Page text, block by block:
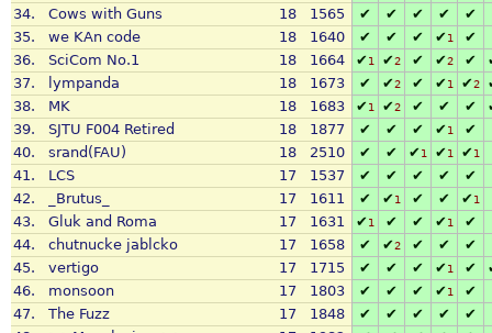
34.
Cows with Guns 18 1565 ✔ ✔ ✔ ✔ ✔
35.
we KAn code 18 1640 ✔ ✔ ✔ ✔1 ✔
36.
SciCom No.1 18 1664 ✔1 ✔2 ✔ ✔2 ✔
37.
lympanda 18 1673 ✔ ✔2 ✔ ✔1 ✔2
38.
MK 18 1683 ✔1 ✔2 ✔ ✔ ✔
39.
SJTU F004 Retired 18 1877 ✔ ✔ ✔ ✔1 ✔
40.
srand(FAU) 18 2510 ✔ ✔ ✔1 ✔1 ✔1
41.
LCS 17 1537 ✔ ✔ ✔ ✔ ✔
42.
_Brutus_ 17 1611 ✔ ✔1 ✔ ✔ ✔1
43.
Gluk and Roma 17 1631 ✔1 ✔ ✔ ✔1 ✔
44.
chutnucke jablcko 17 1658 ✔ ✔2 ✔ ✔ ✔
45.
vertigo 17 1715 ✔ ✔ ✔ ✔1 ✔
46.
monsoon 17 1803 ✔ ✔ ✔ ✔1 ✔
47.
The Fuzz 17 1848 ✔ ✔ ✔ ✔ ✔